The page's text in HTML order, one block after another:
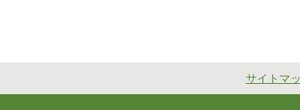
サイトマ